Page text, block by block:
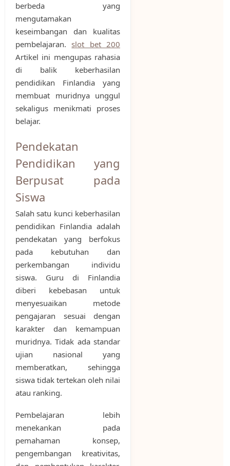
berbeda yang
mengutamakan
keseimbangan dan kualitas
pembelajaran. slot bet 200
Artikel ini mengupas rahasia
di balik keberhasilan
pendidikan Finlandia yang
membuat muridnya unggul
sekaligus menikmati proses
belajar.
Pendekatan
Pendidikan yang
Berpusat pada
Siswa
Salah satu kunci keberhasilan
pendidikan Finlandia adalah
pendekatan yang berfokus
pada kebutuhan dan
perkembangan individu
siswa. Guru di Finlandia
diberi kebebasan untuk
menyesuaikan metode
pengajaran sesuai dengan
karakter dan kemampuan
muridnya. Tidak ada standar
ujian nasional yang
memberatkan, sehingga
siswa tidak tertekan oleh nilai
atau ranking.
Pembelajaran lebih
menekankan pada
pemahaman konsep,
pengembangan kreativitas,